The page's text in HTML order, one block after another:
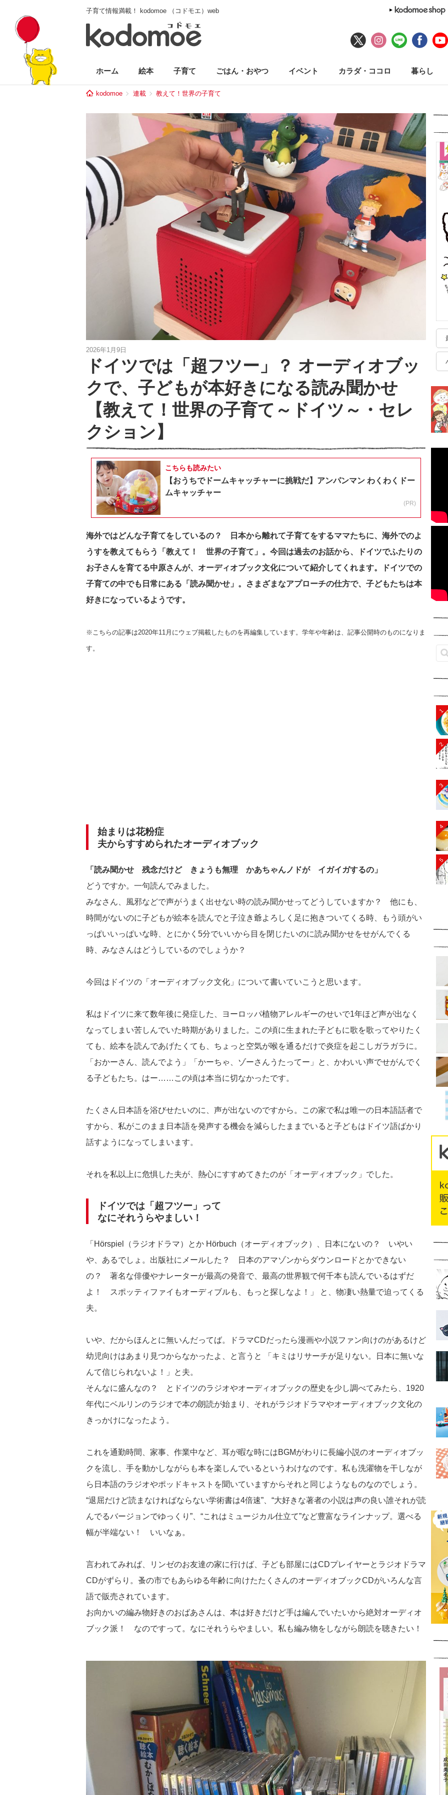
子育て情報満載！ kodomoe （コドモエ）web
ホーム 絵本 子育て ごはん・おやつ イベント カラダ・ココロ 暮らし
kodomoe 連載 教えて！世界の子育て
2026年1月9日
ドイツでは「超フツー」？ オーディオブッ
クで、子どもが本好きになる読み聞かせ
【教えて！世界の子育て～ドイツ～・セレ
クション】
こちらも読みたい
【おうちでドームキャッチャーに挑戦だ】アンパンマン わくわくドー
ムキャッチャー
(PR)
海外ではどんな子育てをしているの？ 日本から離れて子育てをするママたちに、海外でのよ
うすを教えてもらう「教えて！ 世界の子育て」。今回は過去のお話から、
ドイツでふたりの
お子さんを育てる中原さんが、オーディオブック文化について紹介してくれます。ドイツでの
子育ての中でも日常にある「読み聞かせ」。さまざまなアプローチの仕方で、子どもたちは本
好きになっているようです。
※こちらの記事は2020年11月にウェブ掲載したものを再編集しています。学年や年齢は、記事公開時のものになりま
す。
始まりは花粉症
夫からすすめられたオーディオブック
「読み聞かせ 残念だけど きょうも無理 かあちゃんノドが イガイガするの」
どうですか。一句読んでみました。
みなさん、風邪などで声がうまく出せない時の読み聞かせってどうしていますか？ 他にも、
時間がないのに子どもが絵本を読んでと子泣き爺よろしく足に抱きついてくる時、もう頭がい
っぱいいっぱいな時、とにかく5分でいいから目を閉じたいのに読み聞かせをせがんでくる
時、みなさんはどうしているのでしょうか？
今回はドイツの「オーディオブック文化」について書いていこうと思います。
私はドイツに来て数年後に発症した、ヨーロッパ植物アレルギーのせいで1年ほど声が出なく
なってしまい苦しんでいた時期がありました。この頃に生まれた子どもに歌を歌ってやりたく
ても、絵本を読んであげたくても、ちょっと空気が喉を通るだけで炎症を起こしガラガラに。
「おかーさん、読んでよう」「かーちゃ、ゾーさんうたってー」と、かわいい声でせがんでく
る子どもたち。はー……この頃は本当に切なかったです。
たくさん日本語を浴びせたいのに、声が出ないのですから。この家で私は唯一の日本語話者で
すから、私がこのまま日本語を発声する機会を減らしたままでいると子どもはドイツ語ばかり
話すようになってしまいます。
それを私以上に危惧した夫が、熱心にすすめてきたのが「オーディオブック」でした。
ドイツでは「超フツー」って
なにそれうらやましい！
「Hörspiel（ラジオドラマ）とか Hörbuch（オーディオブック）、日本にないの？ いやい
や、あるでしょ。出版社にメールした？ 日本のアマゾンからダウンロードとかできない
の？ 著名な俳優やナレーターが最高の発音で、最高の世界観で何千本も読んでいるはずだ
よ！ スポッティファイもオーディブルも、もっと探しなよ！」 と、物凄い熱量で迫ってくる
夫。
いや、だからほんとに無いんだってば。ドラマCDだったら漫画や小説ファン向けのがあるけど
幼児向けはあまり見つからなかったよ、と言うと 「キミはリサーチが足りない。日本に無いな
んて信じられないよ！」と夫。
そんなに盛んなの？ とドイツのラジオやオーディオブックの歴史を少し調べてみたら、1920
年代にベルリンのラジオで本の朗読が始まり、それがラジオドラマやオーディオブック文化の
きっかけになったよう。
これを通勤時間、家事、作業中など、耳が暇な時にはBGMがわりに長編小説のオーディオブッ
クを流し、手を動かしながらも本を楽しんでいるというわけなのです。私も洗濯物を干しなが
ら日本語のラジオやポッドキャストを聞いていますからそれと同じようなものなのでしょう。
“退屈だけど読まなければならない学術書は4倍速”、“大好きな著者の小説は声の良い誰それが読
んでるバージョンでゆっくり”、“これはミュージカル仕立て”など豊富なラインナップ。選べる
幅が半端ない！ いいなぁ。
言われてみれば、リンゼのお友達の家に行けば、子ども部屋にはCDプレイヤーとラジオドラマ
CDがずらり。蚤の市でもあらゆる年齢に向けたたくさんのオーディオブックCDがいろんな言
語で販売されています。
お向かいの編み物好きのおばあさんは、本は好きだけど手は編んでいたいから絶対オーディオ
ブック派！ なのですって。なにそれうらやましい。私も編み物をしながら朗読を聴きたい！
1
2
3
4
5